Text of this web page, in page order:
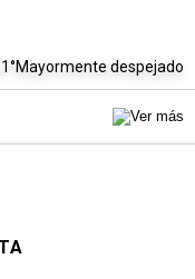
Mayormente despejado